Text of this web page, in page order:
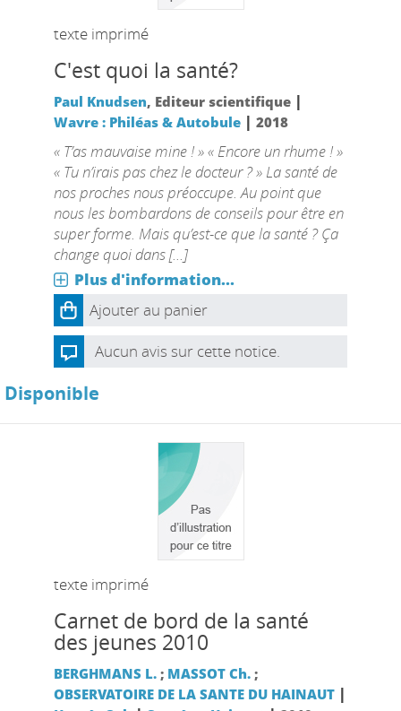
texte imprimé
C'est quoi la santé?
Paul Knudsen, Editeur scientifique |
Wavre : Philéas & Autobule| 2018
« T’as mauvaise mine ! » « Encore un rhume ! »
« Tu n’irais pas chez le docteur ? » La santé de
nos proches nous préoccupe. Au point que
nous les bombardons de conseils pour être en
super forme. Mais qu’est-ce que la santé ? Ça
change quoi dans [...]
Plus d'information...
Ajouter au panier
Aucun avis sur cette notice.
Disponible
texte imprimé
Carnet de bord de la santé
des jeunes 2010
BERGHMANS L.; MASSOT Ch.;
OBSERVATOIRE DE LA SANTE DU HAINAUT |